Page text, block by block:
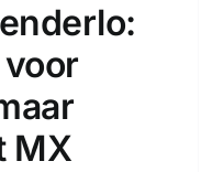
MX